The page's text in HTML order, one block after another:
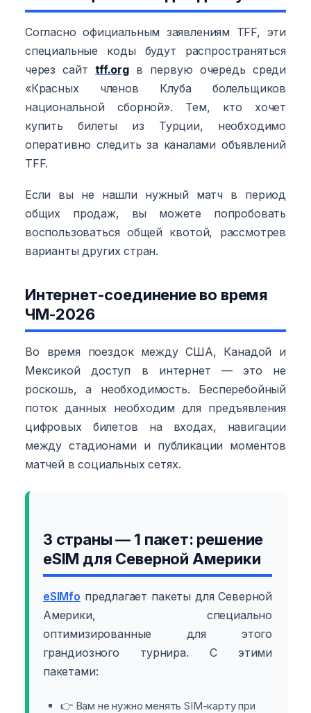
Согласно официальным заявлениям TFF, эти
специальные коды будут распространяться
через сайтtff.orgв первую очередь среди
«Красных членов Клуба болельщиков
национальной сборной». Тем, кто хочет
купить билеты из Турции, необходимо
оперативно следить за каналами объявлений
TFF.
Если вы не нашли нужный матч в период
общих продаж, вы можете попробовать
воспользоваться общей квотой, рассмотрев
варианты других стран.
Интернет-соединение во время
ЧМ-2026
Во время поездок между США, Канадой и
Мексикой доступ в интернет — это не
роскошь, а необходимость. Бесперебойный
поток данных необходим для предъявления
цифровых билетов на входах, навигации
между стадионами и публикации моментов
матчей в социальных сетях.
3 страны — 1 пакет: решение
eSIM для Северной Америки
eSIMfo предлагает пакеты для Северной
Америки, специально
оптимизированные для этого
грандиозного турнира. С этими
пакетами:
👉 Вам не нужно менять SIM-карту при